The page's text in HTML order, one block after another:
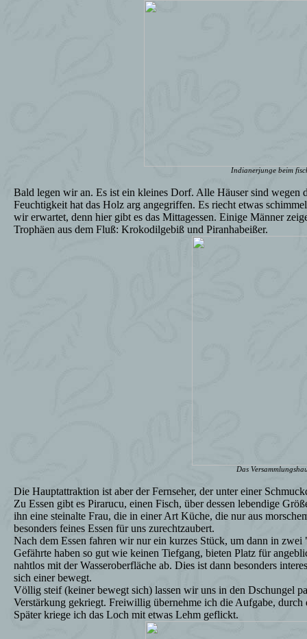
Indianerjunge beim
Bald legen wir an. Es ist ein kleines Dorf. Alle Häuser sind wegen
Feuchtigkeit hat das Holz arg angegriffen. Es riecht etwas
wir erwartet, denn hier gibt es das Mittagessen. Einige Männer
Trophäen aus dem Fluß: Krokodilgebiß und Piranhabeißer.
Das
Die Hauptattraktion ist aber der Fernseher, der unter einer
Zu Essen gibt es Pirarucu, einen Fisch, über dessen lebendige
ihn eine steinalte Frau, die in einer Art Küche, die nur aus
besonders feines Essen für uns zurechtzaubert.
Nach dem Essen fahren wir nur ein kurzes Stück, um dann in
Gefährte haben so gut wie keinen Tiefgang, bieten Platz für
nahtlos mit der Wasseroberfläche ab. Dies ist dann besonders
sich einer bewegt.
Völlig steif (keiner bewegt sich) lassen wir uns in den Dschungel
Verstärkung gekriegt. Freiwillig übernehme ich die Aufgabe, durch
Später kriege ich das Loch mit etwas Lehm geflickt.